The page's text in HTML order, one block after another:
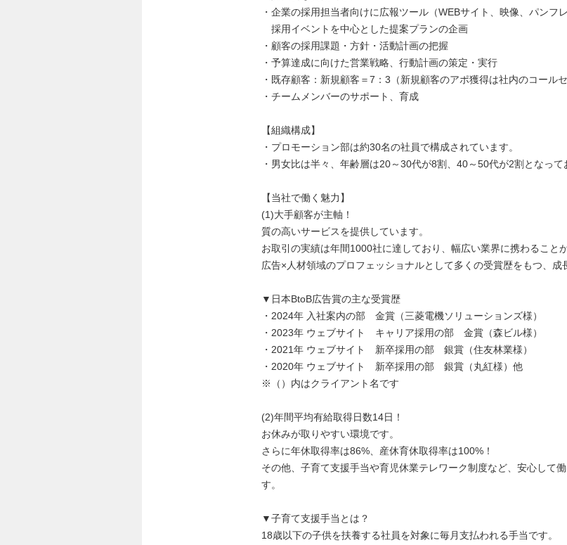
・企業の採用担当者向けに広報ツール（WEBサイト、映像、パンフ
採用イベントを中心とした提案プランの企画
・顧客の採用課題・方針・活動計画の把握
・予算達成に向けた営業戦略、行動計画の策定・実行
・既存顧客：新規顧客＝7：3（新規顧客のアポ獲得は社内のコール
・チームメンバーのサポート、育成
【組織構成】
・プロモーション部は約30名の社員で構成されています。
・男女比は半々、年齢層は20～30代が8割、40～50代が2割となって
【当社で働く魅力】
(1)大手顧客が主軸！
質の高いサービスを提供しています。
お取引の実績は年間1000社に達しており、幅広い業界に携わること
広告×人材領域のプロフェッショナルとして多くの受賞歴をもつ、成
▼日本BtoB広告賞の主な受賞歴
・2024年 入社案内の部 金賞（三菱電機ソリューションズ様）
・2023年 ウェブサイト キャリア採用の部 金賞（森ビル様）
・2021年 ウェブサイト 新卒採用の部 銀賞（住友林業様）
・2020年 ウェブサイト 新卒採用の部 銀賞（丸紅様）他
※（）内はクライアント名です
(2)年間平均有給取得日数14日！
お休みが取りやすい環境です。
さらに年休取得率は86%、産休育休取得率は100%！
その他、子育て支援手当や育児休業テレワーク制度など、安心して
す。
▼子育て支援手当とは？
18歳以下の子供を扶養する社員を対象に毎月支払われる手当です。